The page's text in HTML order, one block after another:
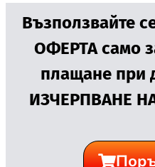
Възползвайте
ОФЕРТА само
плащане при
ИЗЧЕРПВАНЕ